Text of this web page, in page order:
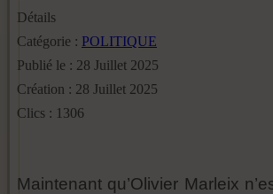
Détails
Catégorie : POLITIQUE
Publié le : 28 Juillet 2025
Création : 28 Juillet 2025
Clics : 1306
Maintenant qu’Olivier Marleix